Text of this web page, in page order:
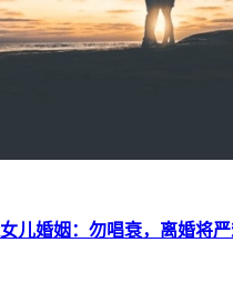
儿婚姻：勿唱衰，离婚将